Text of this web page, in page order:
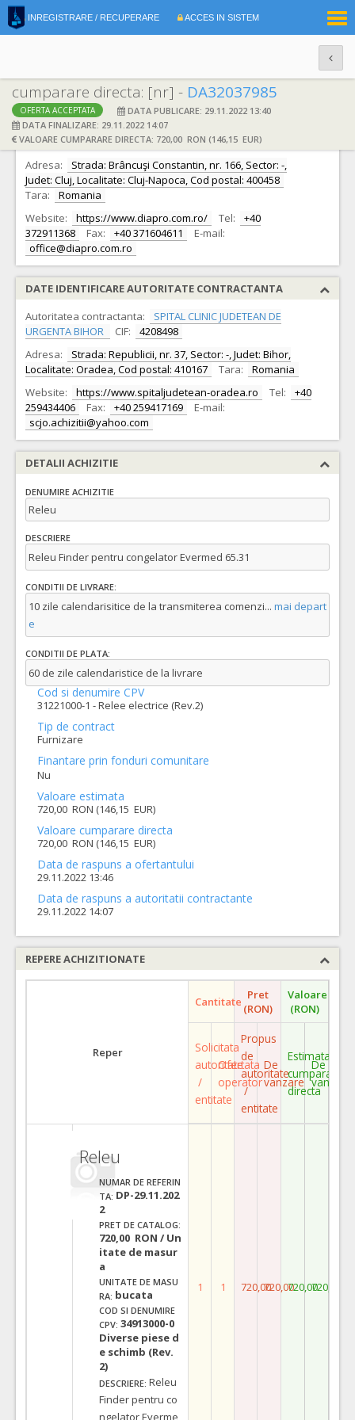
INREGISTRARE / RECUPERARE ACCES IN SISTEM
cumparare directa: [nr] - DA32037985
OFERTA ACCEPTATA
DATA PUBLICARE: 29.11.2022 13:40
DATA FINALIZARE: 29.11.2022 14:07
VALOARE CUMPARARE DIRECTA: 720,00 RON (146,15 EUR)
DATE IDENTIFICARE OFERTANT
Ofertant: S.C. DIAPRO TOP S.R.L. CIF: 32730160
Adresa:
Strada: Brâncuşi Constantin, nr. 166, Sector: -,
Judet: Cluj, Localitate: Cluj-Napoca, Cod postal: 400458
Tara:
Romania
Website:
https://www.diapro.com.ro/ Tel:
+40
372911368
Fax: +40 371604611
E-mail:
office@diapro.com.ro
DATE IDENTIFICARE AUTORITATE CONTRACTANTA
Autoritatea contractanta:
SPITAL CLINIC JUDETEAN DE
URGENTA BIHOR
CIF:
4208498
Adresa:
Strada: Republicii, nr. 37, Sector: -, Judet: Bihor,
Localitate: Oradea, Cod postal: 410167
Tara:
Romania
Website:
https://www.spitaljudetean-oradea.ro Tel:
+40
259434406
Fax: +40 259417169
E-mail:
scjo.achizitii@yahoo.com
DETALII ACHIZITIE
DENUMIRE ACHIZITIE
Releu
DESCRIERE
Releu Finder pentru congelator Evermed 65.31
CONDITII DE LIVRARE:
10 zile calendarisitice de la transmiterea comenzi... mai depart
e
CONDITII DE PLATA:
60 de zile calendaristice de la livrare
Cod si denumire CPV
31221000-1 - Relee electrice (Rev.2)
Tip de contract
Furnizare
Finantare prin fonduri comunitare
Nu
Valoare estimata
720,00 RON (146,15 EUR)
Valoare cumparare directa
720,00 RON (146,15 EUR)
Data de raspuns a ofertantului
29.11.2022 13:46
Data de raspuns a autoritatii contractante
29.11.2022 14:07
REPERE ACHIZITIONATE
Reper
Cantitate Pret
(RON)
Valoare
(RON)
Solicitata
autoritate
/
entitate
Ofertata
operator
Propus
de
autoritate
/
entitate
De
vanzare
Estimata
cumparare
directa
De
vanzare
Releu
NUMAR DE REFERIN
TA: DP-29.11.202
2
PRET DE CATALOG:
720,00 RON / Un
itate de masur
a
UNITATE DE MASU
RA: bucata
COD SI DENUMIRE
CPV: 34913000-0
Diverse piese d
e schimb (Rev.
2)
DESCRIERE: Releu
Finder pentru co
ngelator Everme
1 1 720,00720,00720,00720,00